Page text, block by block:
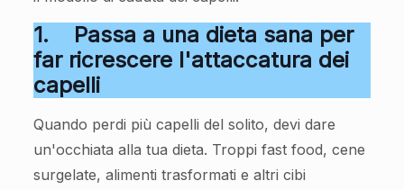
1. Passa a una dieta sana per
far ricrescere l'attaccatura dei
capelli
Quando perdi più capelli del solito, devi dare
un'occhiata alla tua dieta. Troppi fast food, cene
surgelate, alimenti trasformati e altri cibi